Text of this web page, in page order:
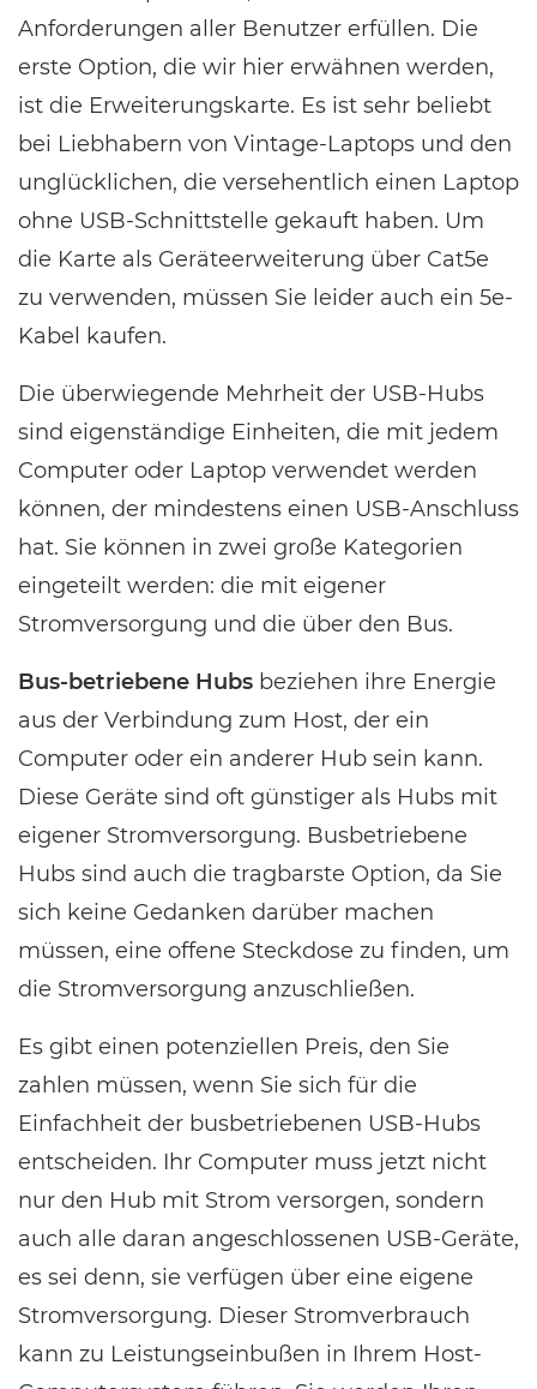
Anforderungen aller Benutzer erfüllen. Die
erste Option, die wir hier erwähnen werden,
ist die Erweiterungskarte. Es ist sehr beliebt
bei Liebhabern von Vintage-Laptops und den
unglücklichen, die versehentlich einen Laptop
ohne USB-Schnittstelle gekauft haben. Um
die Karte als Geräteerweiterung über Cat5e
zu verwenden, müssen Sie leider auch ein 5e-
Kabel kaufen.
Die überwiegende Mehrheit der USB-Hubs
sind eigenständige Einheiten, die mit jedem
Computer oder Laptop verwendet werden
können, der mindestens einen USB-Anschluss
hat. Sie können in zwei große Kategorien
eingeteilt werden: die mit eigener
Stromversorgung und die über den Bus.
Bus-betriebene Hubs beziehen ihre Energie
aus der Verbindung zum Host, der ein
Computer oder ein anderer Hub sein kann.
Diese Geräte sind oft günstiger als Hubs mit
eigener Stromversorgung. Busbetriebene
Hubs sind auch die tragbarste Option, da Sie
sich keine Gedanken darüber machen
müssen, eine offene Steckdose zu finden, um
die Stromversorgung anzuschließen.
Es gibt einen potenziellen Preis, den Sie
zahlen müssen, wenn Sie sich für die
Einfachheit der busbetriebenen USB-Hubs
entscheiden. Ihr Computer muss jetzt nicht
nur den Hub mit Strom versorgen, sondern
auch alle daran angeschlossenen USB-Geräte,
es sei denn, sie verfügen über eine eigene
Stromversorgung. Dieser Stromverbrauch
kann zu Leistungseinbußen in Ihrem Host-